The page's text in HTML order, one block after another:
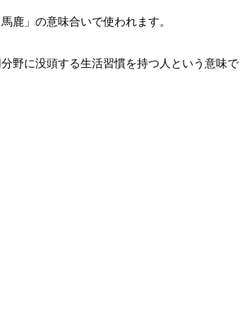
鹿」の意味合いで使われます。
野に没頭する生活習慣を持つ人という意味で